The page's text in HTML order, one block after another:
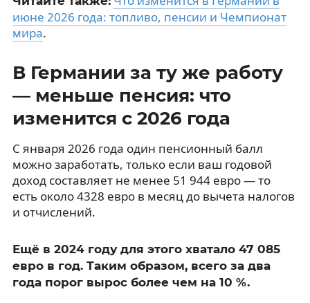
июне 2026 года: топливо, пенсии и Чемпионат
мира.
В Германии за ту же работу
— меньше пенсия: что
изменится с 2026 года
С января 2026 года один пенсионный балл
можно заработать, только если ваш годовой
доход составляет не менее 51 944 евро — то
есть около 4328 евро в месяц до вычета налогов
и отчислений.
Ещё в 2024 году для этого хватало 47 085
евро в год. Таким образом, всего за два
года порог вырос более чем на 10 %.